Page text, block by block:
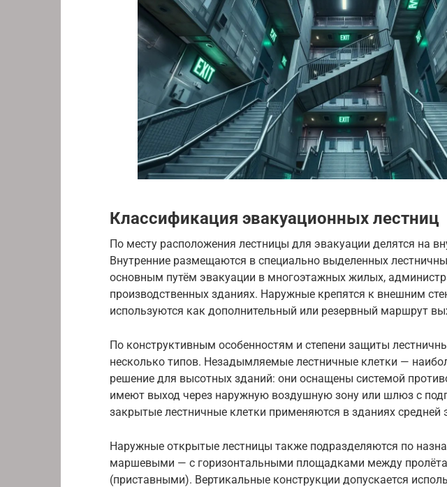
Классификация эвакуационных лестниц
По месту расположения лестницы для эвакуации делятся на
Внутренние размещаются в специально выделенных
основным путём эвакуации в многоэтажных жилых,
производственных зданиях. Наружные крепятся к внешним
используются как дополнительный или резервный маршрут
По конструктивным особенностям и степени защиты
несколько типов. Незадымляемые лестничные клетки —
решение для высотных зданий: они оснащены системой
имеют выход через наружную воздушную зону или шлюз с
закрытые лестничные клетки применяются в зданиях средней
Наружные открытые лестницы также подразделяются по
маршевыми — с горизонтальными площадками между
(приставными). Вертикальные конструкции допускается